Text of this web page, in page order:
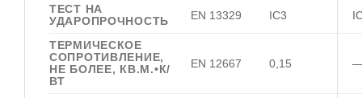
ТЕСТ НА
УДАРОПРОЧНОСТЬ
EN 13329 IC3
ТЕРМИЧЕСКОЕ
СОПРОТИВЛЕНИЕ,
НЕ БОЛЕЕ, КВ.М.•К/
ВТ
EN 12667 0,15